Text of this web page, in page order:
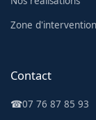
Zone d'intervention
Contact
☎07 76 87 85 93